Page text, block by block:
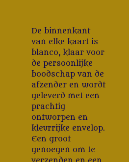
De binnenkant
van elke kaart is
blanco, klaar voor
de persoonlijke
boodschap van de
afzender en wordt
geleverd met een
prachtig
ontworpen en
kleurrijke envelop.
Een groot
genoegen om te